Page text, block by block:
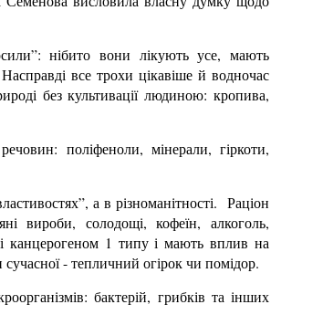
нібито вони лікують усе, мають
все трохи цікавіше й водночас
без культивації людиною: кропива,
поліфеноли, мінерали, гіркоти,
а в різноманітності. Раціон
вироби, солодощі, кофеїн, алкоголь,
канцерогеном 1 типу і мають вплив на
- тепличний огірок чи помідор.
бактерій, грибків та інших